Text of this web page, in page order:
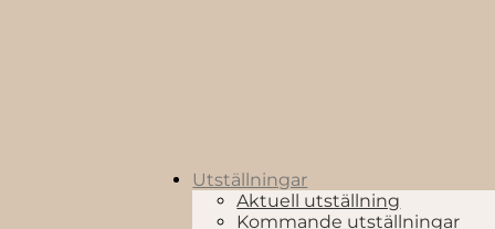
Utställningar
Aktuell utställning
Kommande utställningar